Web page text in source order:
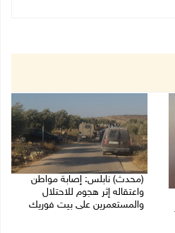
(محدث) نابلس: إصابة مواطن
واعتقاله إثر هجوم للاحتلال
والمستعمرين على بيت فوريك